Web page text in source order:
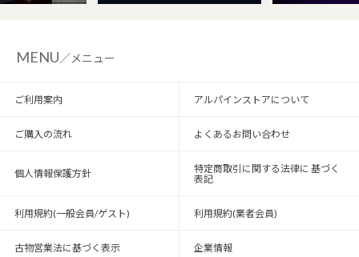
MENU／メニュー
ご利用案内 アルパインストアについて
ご購入の流れ よくあるお問い合わせ
個人情報保護方針
特定商取引に関する法律に 基づく
表記
利用規約(一般会員/ゲスト) 利用規約(業者会員)
古物営業法に基づく表示 企業情報